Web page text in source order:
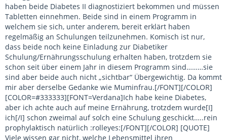
haben beide Diabetes II diagnostiziert bekommen und müssen
Tabletten einnehmen. Beide sind in einem Programm in
welchem sie sich, unter anderem, bereit erklärt haben
regelmäßig an Schulungen teilzunehmen. Komisch ist nur,
dass beide noch keine Einladung zur Diabetiker
Schulung/Ernährungsschulung erhalten haben, trotzdem sie
schon seit über einem Jahr in diesem Programm sind………sie
sind aber beide auch nicht „sichtbar“ Übergewichtig. Da kommt
mir aber derselbe Gedanke wie Muminfrau.[/FONT][/COLOR]
[COLOR=#333333][FONT=Verdana]Ich habe keine Diabetes,
aber ich achte auch auf meine Ernährung, trotzdem wurde[I]
ich[/I] schon zweimal auf solch eine Schulung geschickt…..rein
prophylaktisch natürlich :rolleyes:[/FONT][/COLOR] [QUOTE]
Viele wissen gar nicht, welche Lebensmittel ihren